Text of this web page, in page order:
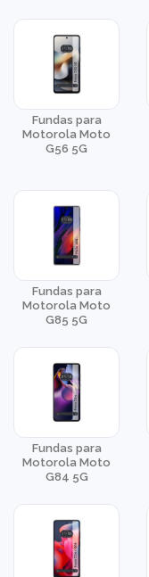
Fundas para
Motorola Moto
G56 5G
Fundas para
Motorola Moto
G85 5G
Fundas para
Motorola Moto
G84 5G